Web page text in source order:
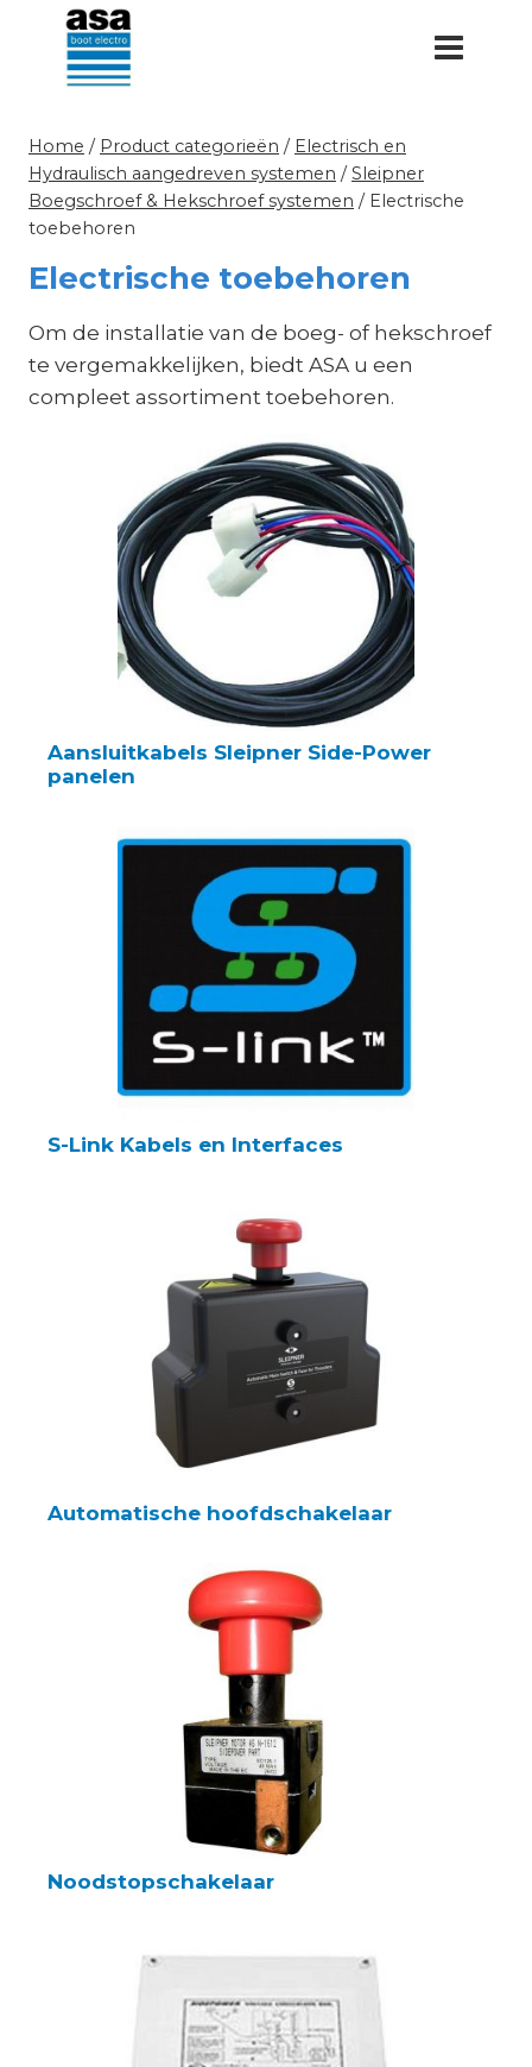
Doorgaan
inhoud
Home / Product categorieën / Electrisch en
Hydraulisch aangedreven systemen / Sleipner
Boegschroef & Hekschroef systemen / Electrische
toebehoren
Electrische toebehoren
Om de installatie van de boeg- of hekschroef
te vergemakkelijken, biedt ASA u een
compleet assortiment toebehoren.
Aansluitkabels Sleipner Side-Power
panelen
S-Link Kabels en Interfaces
Automatische hoofdschakelaar
Noodstopschakelaar